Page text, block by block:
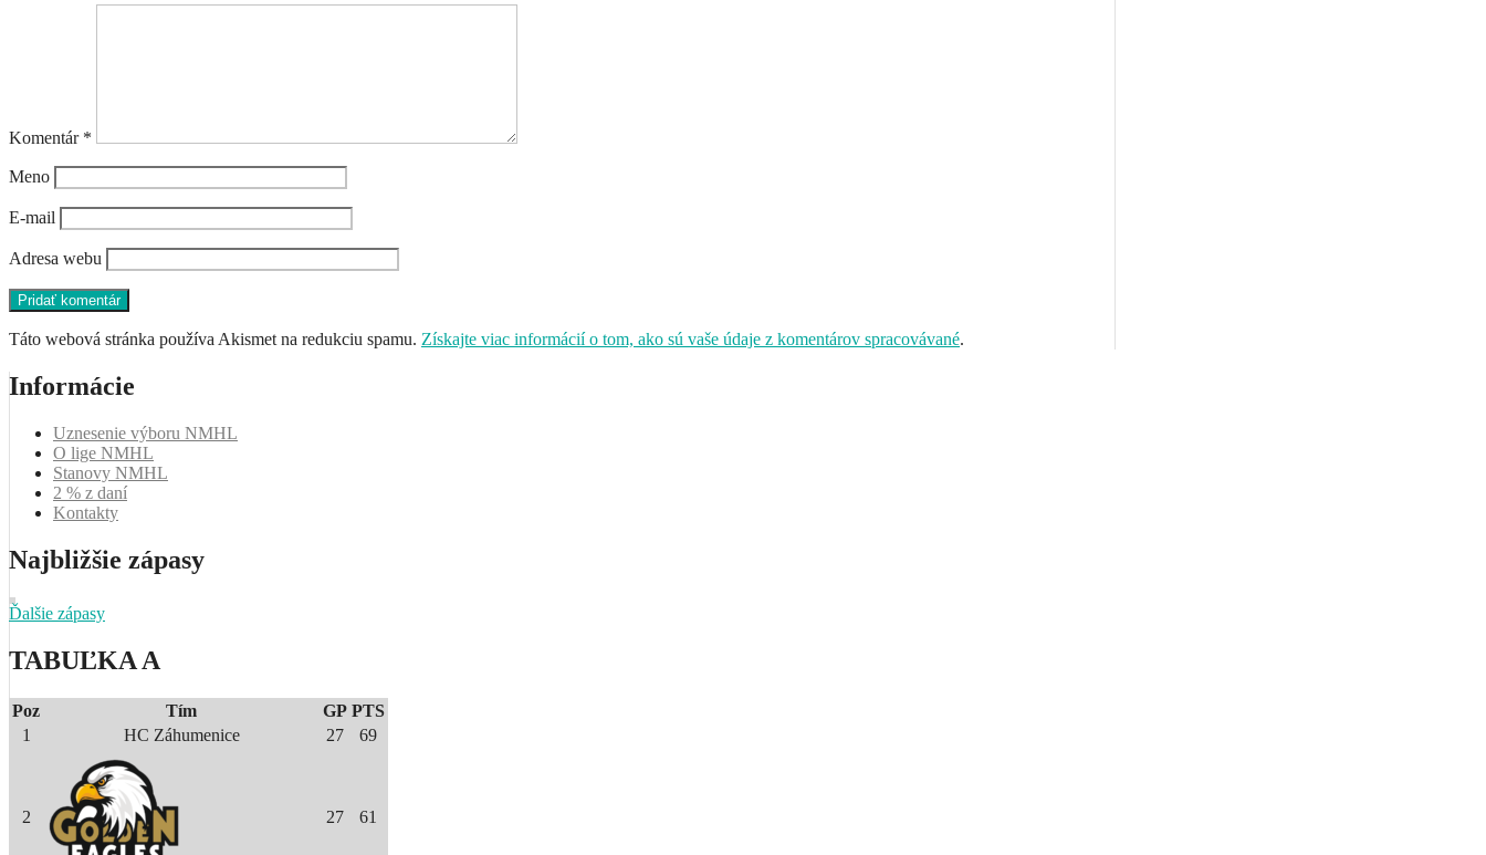
Komentár *
Meno
E-mail
Adresa webu
Táto webová stránka používa Akismet na redukciu spamu. Získajte viac informácií o tom, ako sú vaše údaje z komentárov spracovávané.
Informácie
Uznesenie výboru NMHL
O lige NMHL
Stanovy NMHL
2 % z daní
Kontakty
Najbližšie zápasy
Ďalšie zápasy
TABUĽKA A
Poz Tím GP PTS
1
HC Záhumenice 27 69
2 27 61